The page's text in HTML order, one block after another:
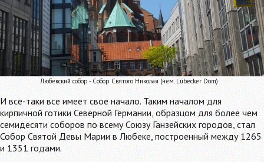
Любекский собор - Собор Святого Николая (нем. Lübecker Dom)
И все-таки все имеет свое начало. Таким началом для
кирпичной готики Северной Германии, образцом для более чем
семидесяти соборов по всему Союзу Ганзейских городов, стал
Собор Святой Девы Марии в Любеке, построенный между 1265
и 1351 годами.